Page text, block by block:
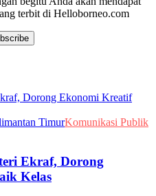
terbit di Helloborneo.com
TimurKomunikasi Publik
Ekraf, Dorong
Kelas